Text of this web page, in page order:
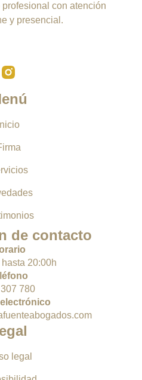
con atención
y presencial.
Inicio
de contacto
20:00h
780
legal